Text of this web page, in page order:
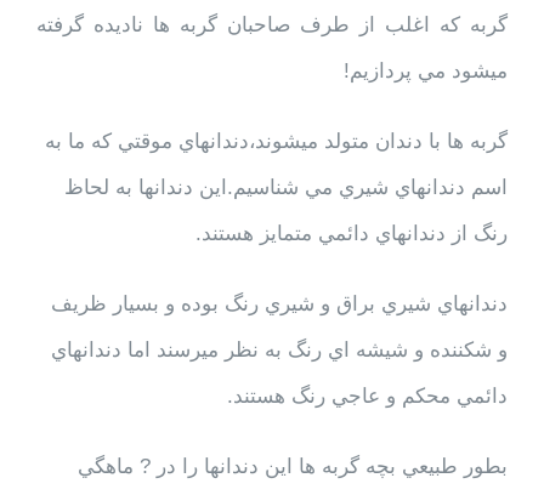
گربه که اغلب از طرف صاحبان گربه ها ناديده گرفته
ميشود مي پردازيم!
گربه ها با دندان متولد ميشوند،دندانهاي موقتي که ما به
اسم دندانهاي شيري مي شناسيم.اين دندانها به لحاظ
رنگ از دندانهاي دائمي متمايز هستند.
دندانهاي شيري براق و شيري رنگ بوده و بسيار ظريف
و شکننده و شيشه اي رنگ به نظر ميرسند اما دندانهاي
دائمي محکم و عاجي رنگ هستند.
بطور طبيعي بچه گربه ها اين دندانها را در ? ماهگي